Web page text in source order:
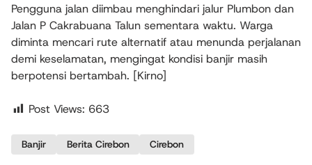
Pengguna jalan diimbau menghindari jalur Plumbon dan
Jalan P Cakrabuana Talun sementara waktu. Warga
diminta mencari rute alternatif atau menunda perjalanan
demi keselamatan, mengingat kondisi banjir masih
berpotensi bertambah. [Kirno]
Post Views: 663
Banjir Berita Cirebon Cirebon